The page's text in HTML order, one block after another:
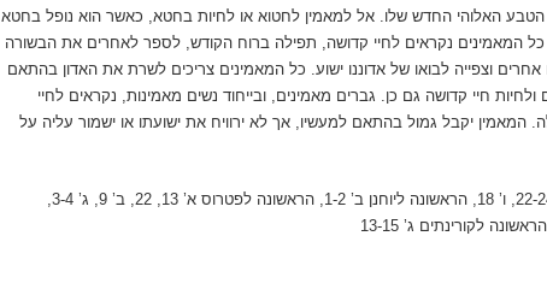
הטבע האלוהי החדש שלו. אל למאמין לחטוא או לחיות בחטא, כאשר הוא נופל בחטא
כל המאמינים נקראים לחיי קדושה, תפילה ברוח הקודש, לספר לאחרים את הבשורה
וצפייה לבואו של אדוננו ישוע. כל המאמינים צריכים לשרת את האדון בהתאם
חיי קדושה גם כן. גברים מאמינים, ובייחוד נשים מאמינות, נקראים לחיי
המאמין יקבל גמול בהתאם למעשיו, אך לא ירוויח את ישועתו או ישמור עליה על